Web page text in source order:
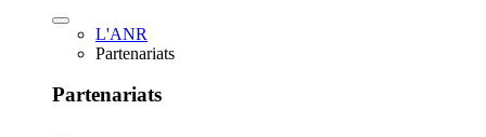
L'ANR
Partenariats
Partenariats